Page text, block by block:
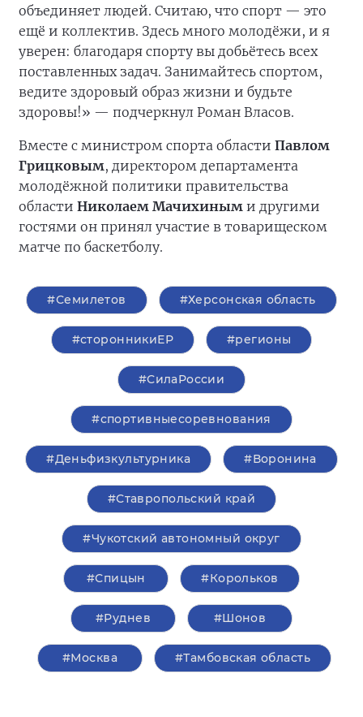
объединяет людей. Считаю, что спорт — это
ещё и коллектив. Здесь много молодёжи, и я
уверен: благодаря спорту вы добьётесь всех
поставленных задач. Занимайтесь спортом,
ведите здоровый образ жизни и будьте
здоровы!» — подчеркнул Роман Власов.
Вместе с министром спорта области Павлом
Грицковым, директором департамента
молодёжной политики правительства
области Николаем Мачихиным и другими
гостями он принял участие в товарищеском
матче по баскетболу.
#Семилетов #Херсонская область
#сторонникиЕР #регионы
#СилаРоссии
#спортивныесоревнования
#Деньфизкультурника #Воронина
#Ставропольский край
#Чукотский автономный округ
#Спицын #Корольков
#Руднев #Шонов
#Москва #Тамбовская область